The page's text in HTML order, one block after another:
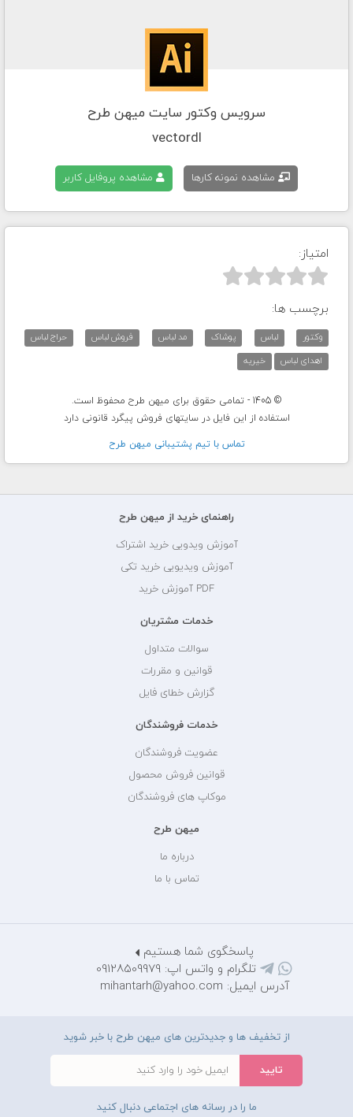
سرویس وکتور سایت میهن طرح
vectordl
مشاهده نمونه کارها مشاهده پروفایل کاربر
امتیاز:



برچسب ها:
وکتور لباس پوشاک مد لباس فروش لباس
حراج لباس
اهدای لباس
خیریه
© 1405 - تمامی حقوق برای میهن طرح محفوظ است.
استفاده از این فایل در سایتهای فروش پیگرد قانونی دارد
تماس با تيم پشتيبانی ميهن طرح
راهنمای خرید از میهن طرح
آموزش ویدویی خرید اشتراک
آموزش ویدیویی خرید تکی
PDF آموزش خرید
خدمات مشتریان
سوالات متداول
قوانین و مقررات
گزارش خطای فایل
خدمات فروشندگان
عضویت فروشندگان
قوانین فروش محصول
موکاپ های فروشندگان
میهن طرح
درباره ما
تماس با ما
پاسخگوی شما هستیم
تلگرام و واتس اپ: 09128509979
آدرس ایمیل: mihantarh@yahoo.com
از تخفیف ها و جدیدترین های میهن طرح با خبر شوید
ما را در رسانه های اجتماعی دنبال کنید